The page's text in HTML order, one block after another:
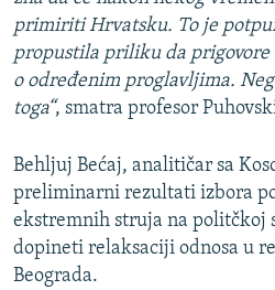
primiriti Hrvatsku. To je
propustila priliku da prigovore
o određenim proglavljima.
toga“, smatra profesor
Behljuj Bećaj, analitičar sa
preliminarni rezultati izbora
ekstremnih struja na politčkoj
dopineti relaksaciji odnosa u
Beograda.